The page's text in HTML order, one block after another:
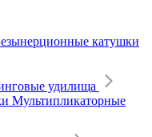
катушки
удилища
Мультипликаторные